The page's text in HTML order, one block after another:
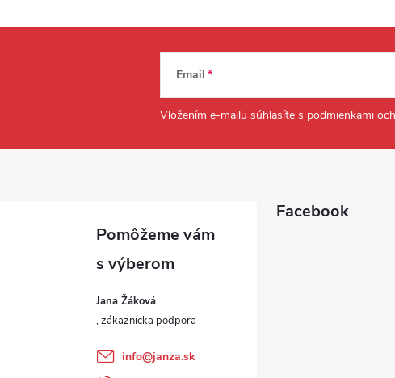
Email
Vložením e-mailu súhlasíte s podmienkami
Jana Žáková
info@janza.sk
Facebook